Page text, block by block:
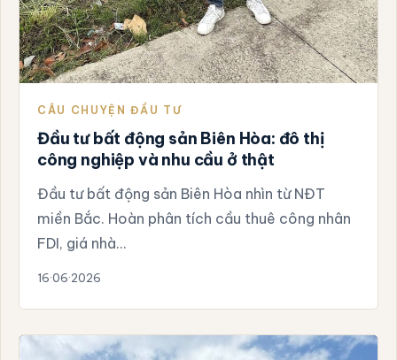
CÂU CHUYỆN ĐẦU TƯ
Đầu tư bất động sản Biên Hòa: đô thị
công nghiệp và nhu cầu ở thật
Đầu tư bất động sản Biên Hòa nhìn từ NĐT
miền Bắc. Hoàn phân tích cầu thuê công nhân
FDI, giá nhà…
16·06·2026